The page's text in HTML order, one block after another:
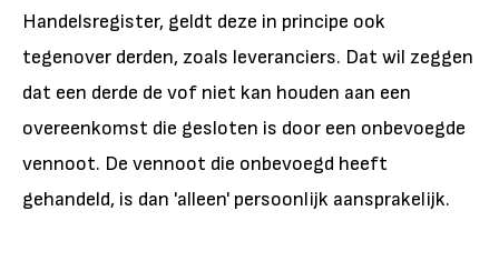
Handelsregister, geldt deze in principe ook
tegenover derden, zoals leveranciers. Dat wil zeggen
dat een derde de vof niet kan houden aan een
overeenkomst die gesloten is door een onbevoegde
vennoot. De vennoot die onbevoegd heeft
gehandeld, is dan 'alleen' persoonlijk aansprakelijk.